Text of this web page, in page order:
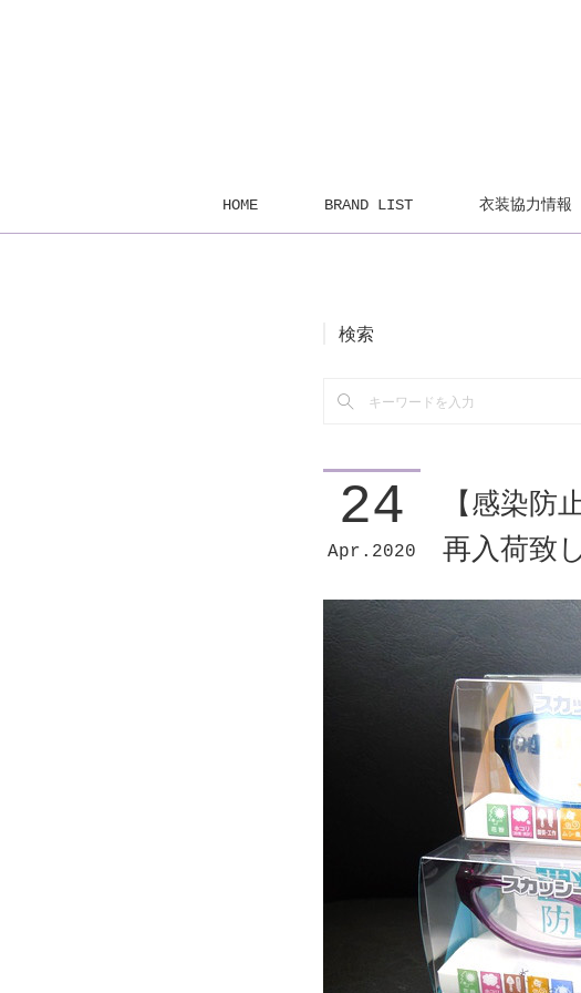
HOME BRAND LIST 衣装協力情報
検索
24
Apr 2020
【感染
再入荷致